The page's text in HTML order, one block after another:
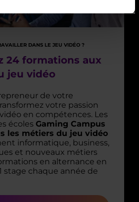
DANS LE JEU VIDÉO ?
24 formations aux
jeu vidéo
de votre
votre passion
en compétences. Les
écoles Gaming Campus
les métiers du jeu vidéo
informatique, business,
et nouveaux métiers
en alternance en
stage chaque année de